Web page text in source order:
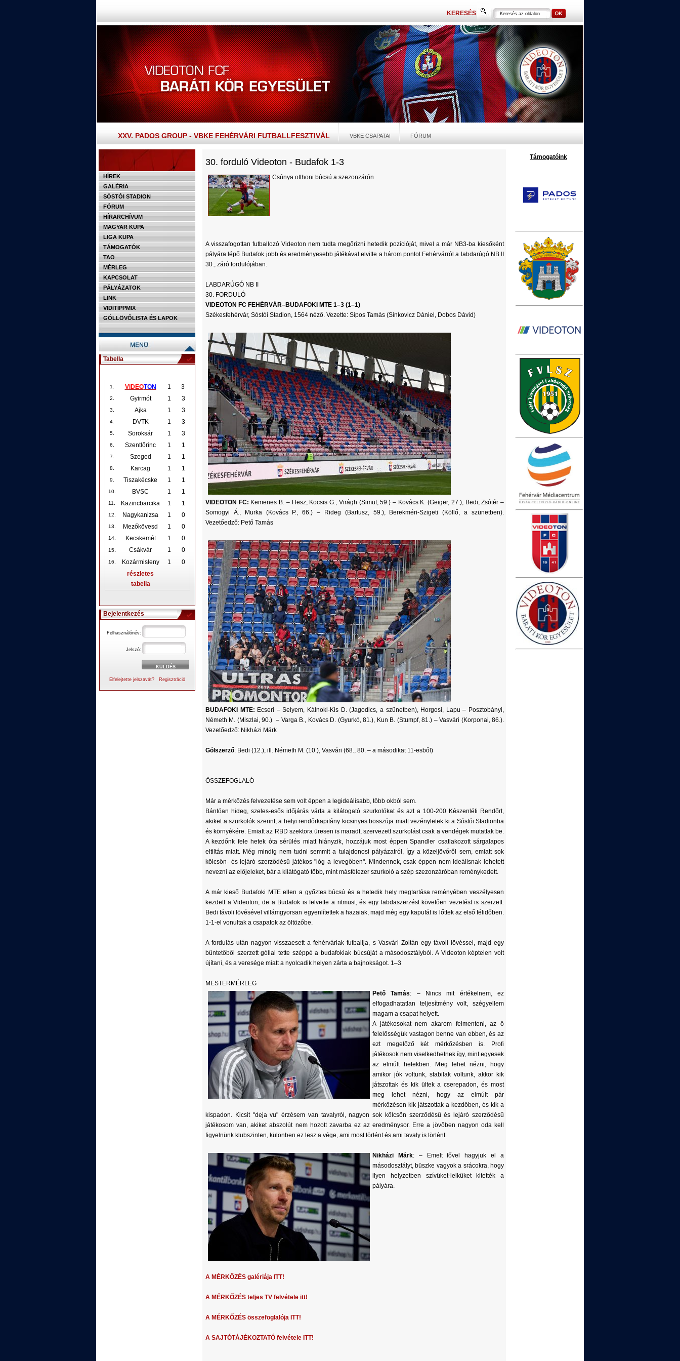
KERESÉS
XXV. PADOS GROUP - VBKE FEHÉRVÁRI FUTBALLFESZTIVÁL VBKE CSAPATAI FÓRUM
HÍREK
GALÉRIA
SÓSTÓI STADION
FÓRUM
HÍRARCHÍVUM
MAGYAR KUPA
LIGA KUPA
TÁMOGATÓK
TAO
MÉRLEG
KAPCSOLAT
PÁLYÁZATOK
LINK
VIDITIPPMIX
GÓLLÖVŐLISTA ÉS LAPOK
Tabella
1. VIDEOTON 1 3
2. Gyirmót 1 3
3. Ajka 1 3
4. DVTK 1 3
5. Soroksár 1 3
6. Szentlőrinc 1 1
7. Szeged 1 1
8. Karcag 1 1
9. Tiszakécske 1 1
10. BVSC 1 1
11. Kazincbarcika 1 1
12. Nagykanizsa 1 0
13. Mezőkövesd 1 0
14. Kecskemét 1 0
15. Csákvár 1 0
16. Kozármisleny 1
0
részletes
tabella
Bejelentkezés
Felhasználónév:
Jelszó:
Elfelejtette jelszavát? Regisztráció
30. forduló Videoton - Budafok 1-3
Csúnya otthoni búcsú a szezonzárón
A visszafogottan futballozó Videoton nem tudta megőrizni hetedik pozícióját, mivel a már NB3-ba kiesőként
pályára lépő Budafok jobb és eredményesebb játékával elvitte a három pontot Fehérvárról a labdarúgó NB II
30., záró fordulójában.
LABDARÚGÓ NB II
30. FORDULÓ
VIDEOTON FC FEHÉRVÁR–BUDAFOKI MTE 1–3 (1–1)
Székesfehérvár, Sóstói Stadion, 1564 néző. Vezette: Sipos Tamás (Sinkovicz Dániel, Dobos Dávid)
VIDEOTON FC: Kemenes B. – Hesz, Kocsis G., Virágh (Simut, 59.) – Kovács K. (Geiger, 27.), Bedi, Zsótér –
Somogyi Á., Murka (Kovács P., 66.) – Rideg (Bartusz, 59.), Berekméri-Szigeti (Köllő, a szünetben).
Vezetőedző: Pető Tamás
BUDAFOKI MTE: Ecseri – Selyem, Kálnoki-Kis D. (Jagodics, a szünetben), Horgosi, Lapu – Posztobányi,
Németh M. (Miszlai, 90.) – Varga B., Kovács D. (Gyurkó, 81.), Kun B. (Stumpf, 81.) – Vasvári (Korponai, 86.).
Vezetőedző: Nikházi Márk
Gólszerző: Bedi (12.), ill. Németh M. (10.), Vasvári (68., 80. – a másodikat 11-esből)
ÖSSZEFOGLALÓ
Már a mérkőzés felvezetése sem volt éppen a legideálisabb, több okból sem.
Bántóan hideg, szeles-esős időjárás várta a kilátogató szurkolókat és azt a 100-200 Készenléti Rendőrt,
akiket a szurkolók szerint, a helyi rendőrkapitány kicsinyes bosszúja miatt vezényletek ki a Sóstói Stadionba
és környékére. Emiatt az RBD szektora üresen is maradt, szervezett szurkolást csak a vendégek mutattak be.
A kezdőnk fele hetek óta sérülés miatt hiányzik, hozzájuk most éppen Spandler csatlakozott sárgalapos
eltiltás miatt. Még mindig nem tudni semmit a tulajdonosi pályázatról, így a közeljövőről sem, emiatt sok
kölcsön- és lejáró szerződésű játékos "lóg a levegőben". Mindennek, csak éppen nem ideálisnak lehetett
nevezni az előjeleket, bár a kilátógató több, mint másfélezer szurkoló a szép szezonzáróban reménykedett.
A már kieső Budafoki MTE ellen a győztes búcsú és a hetedik hely megtartása reményében veszélyesen
kezdett a Videoton, de a Budafok is felvette a ritmust, és egy labdaszerzést követően vezetést is szerzett.
Bedi távoli lövésével villámgyorsan egyenlítettek a hazaiak, majd még egy kapufát is lőttek az első félidőben.
1-1-el vonultak a csapatok az öltözőbe.
A fordulás után nagyon visszaesett a fehérváriak futballja, s Vasvári Zoltán egy távoli lövéssel, majd egy
büntetőből szerzett góllal tette széppé a budafokiak búcsúját a másodosztályból. A Videoton képtelen volt
újítani, és a veresége miatt a nyolcadik helyen zárta a bajnokságot. 1–3
MESTERMÉRLEG
Pető Tamás: – Nincs mit értékelnem, ez
elfogadhatatlan teljesítmény volt, szégyellem
magam a csapat helyett.
A játékosokat nem akarom felmenteni, az ő
felelősségük vastagon benne van ebben, és az
ezt megelőző két mérkőzésben is. Profi
játékosok nem viselkedhetnek így, mint egyesek
az elmúlt hetekben. Meg lehet nézni, hogy
amikor jók voltunk, stabilak voltunk, akkor kik
játszottak és kik ültek a cserepadon, és most
meg lehet nézni, hogy az elmúlt pár
mérkőzésen kik játszottak a kezdőben, és kik a
kispadon. Kicsit "deja vu" érzésem van tavalyról, nagyon sok kölcsön szerződésű és lejáró szerződésű
játékosom van, akiket abszolút nem hozott zavarba ez az eredménysor. Erre a jövőben nagyon oda kell
figyelnünk klubszinten, különben ez lesz a vége, ami most történt és ami tavaly is történt.
Nikházi Márk: – Emelt fővel hagyjuk el a
másodosztályt, büszke vagyok a srácokra, hogy
ilyen helyzetben szívüket-lelküket kitették a
pályára.
A MÉRKŐZÉS galériája ITT!
A MÉRKŐZÉS teljes TV felvétele itt!
A MÉRKŐZÉS összefoglalója ITT!
A SAJTÓTÁJÉKOZTATÓ felvétele ITT!
Támogatóink